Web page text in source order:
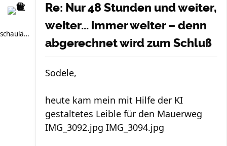
schauläufer
Re: Nur 48 Stunden und weiter,
weiter... immer weiter – denn
abgerechnet wird zum Schluß
Sodele,
heute kam mein mit Hilfe der KI
gestaltetes Leible für den Mauerweg
IMG_3092.jpg IMG_3094.jpg